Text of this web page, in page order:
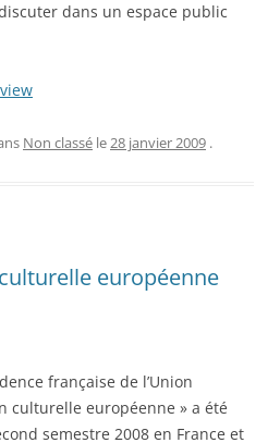
dans un espace public
Non classé le28 janvier 2009 .
européenne
française de l’Union
culturelle européenne » a été
semestre 2008 en France et